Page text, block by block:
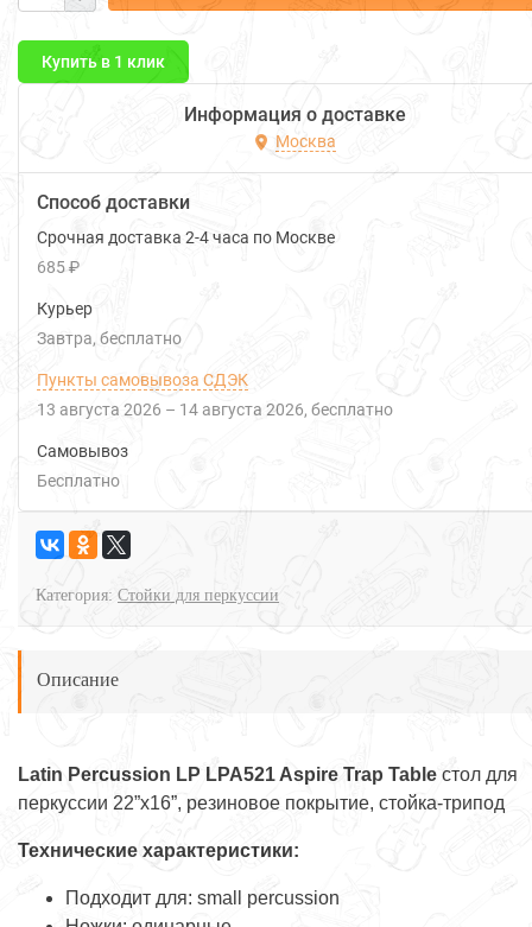
Купить в 1 клик
Информация о доставке
Москва
Способ доставки
Срочная доставка 2-4 часа по Москве
685 ₽
Курьер
Завтра
Бесплатно
Пункты самовывоза СДЭК
13 августа 2026 – 14 августа 2026 Бесплатно
Самовывоз
Бесплатно
Категория: Cтойки для перкуссии
Описание
Latin Percussion LP LPA521 Aspire Trap Table cтол для
перкуссии 22”x16”, резиновое покрытие, стойка-трипод
Технические характеристики:
Подходит для: small percussion